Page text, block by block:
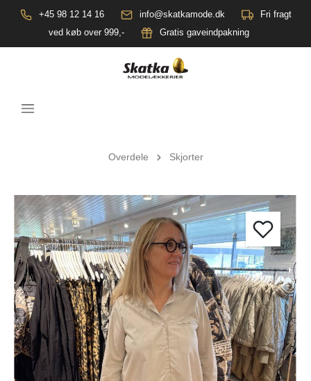
+45 98 12 14 16 info@skatkamode.dk
Fri fragt
ved køb over 999,-
Gratis gaveindpakning
Overdele Skjorter